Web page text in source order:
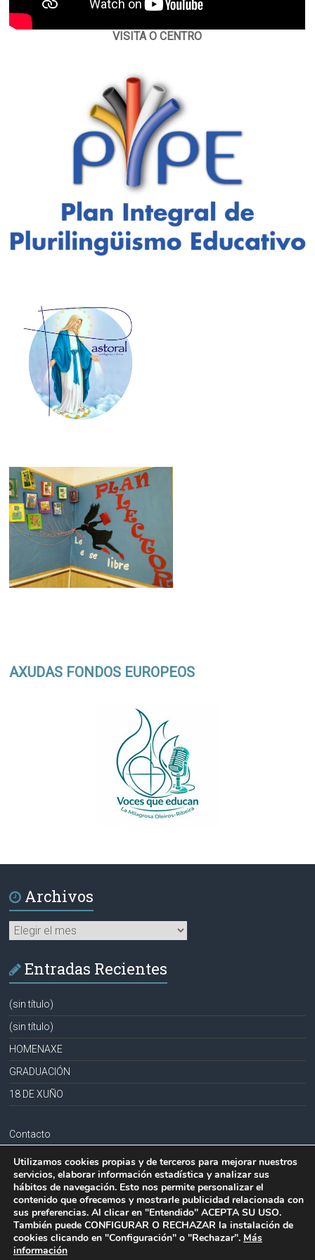
VISITA O CENTRO
AXUDAS FONDOS EUROPEOS
Archivos
Archivos
Entradas Recientes
(sin título)
(sin título)
HOMENAXE
GRADUACIÓN
18 DE XUÑO
Contacto
Aviso legal
Política de privacidad
Política de cookies
Copyright © 2026
Utilizamos cookies propias y de terceros para mejorar nuestros
servicios, elaborar información estadística y analizar sus
hábitos de navegación. Esto nos permite personalizar el
contenido que ofrecemos y mostrarle publicidad relacionada con
sus preferencias. Al clicar en "Entendido" ACEPTA SU USO.
También puede CONFIGURAR O RECHAZAR la instalación de
cookies clicando en "Configuración" o "Rechazar". Más
información